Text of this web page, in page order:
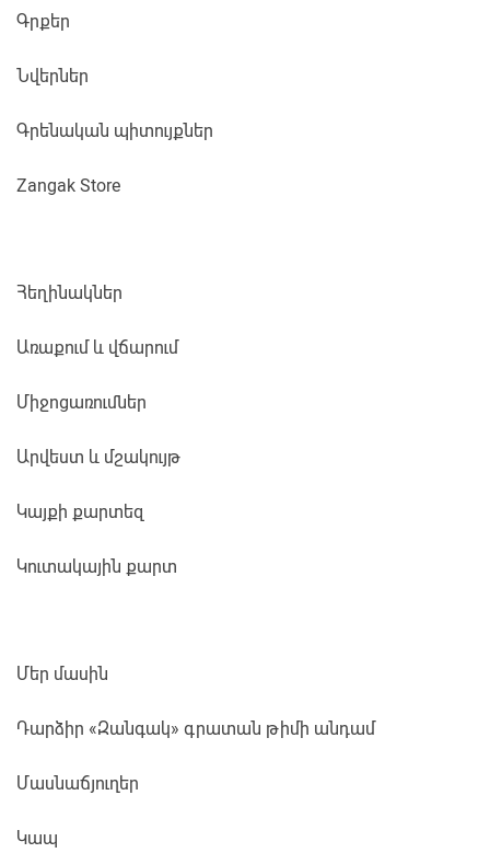
Գրքեր
Նվերներ
Գրենական պիտույքներ
Zangak Store
Հեղինակներ
Առաքում և վճարում
Միջոցառումներ
Արվեստ և մշակույթ
Կայքի քարտեզ
Կուտակային քարտ
Մեր մասին
Դարձիր «Զանգակ» գրատան թիմի անդամ
Մասնաճյուղեր
Կապ